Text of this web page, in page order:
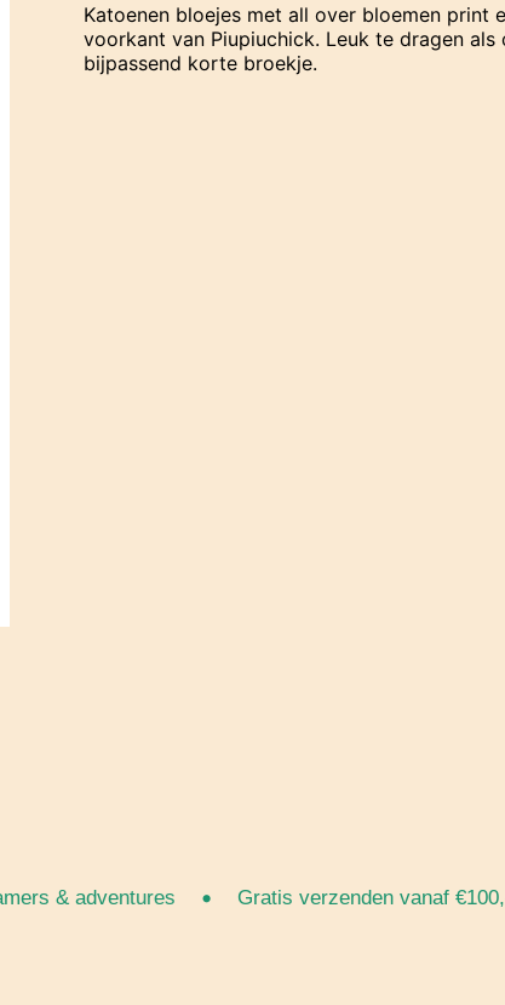
Katoenen bloejes met all over bloemen print
voorkant van Piupiuchick. Leuk te dragen als
bijpassend korte broekje.
& adventures • Gratis verzenden vanaf €100,-